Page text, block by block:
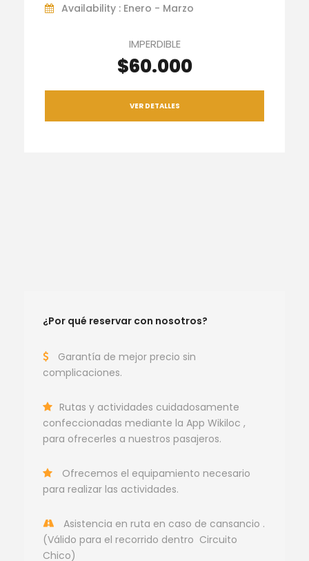
Availability : Enero - Marzo
IMPERDIBLE
$60.000
VER DETALLES
¿Por qué reservar con nosotros?
Garantía de mejor precio sin
complicaciones.
Rutas y actividades cuidadosamente
confeccionadas mediante la App Wikiloc ,
para ofrecerles a nuestros pasajeros.
Ofrecemos el equipamiento necesario
para realizar las actividades.
Asistencia en ruta en caso de cansancio .
(Válido para el recorrido dentro Circuito
Chico)